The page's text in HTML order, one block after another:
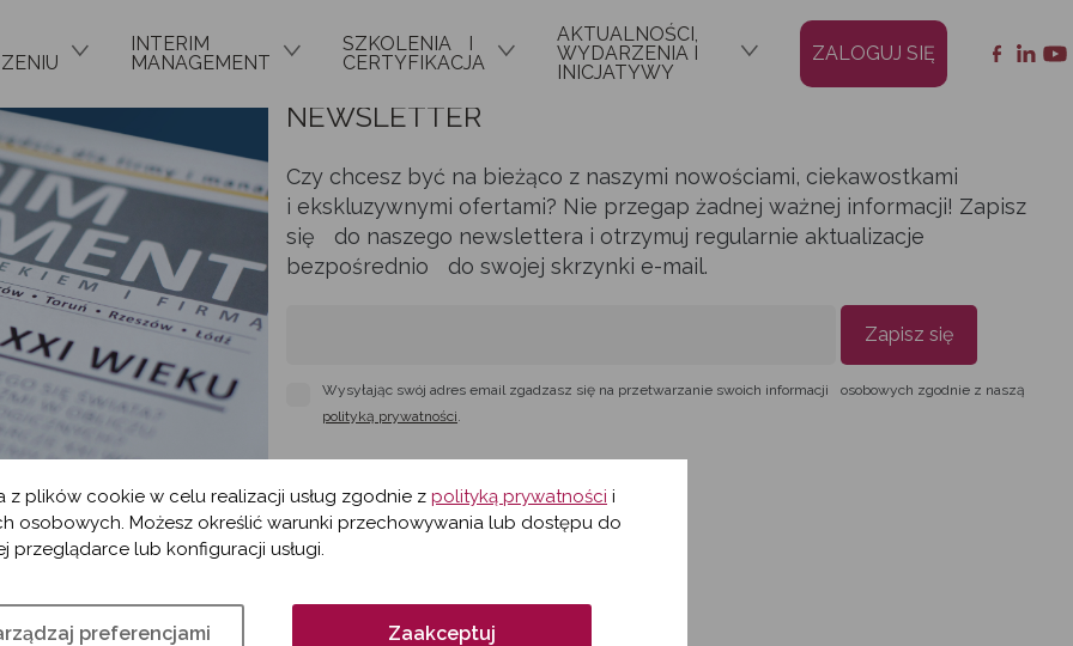
INTERIM
MANAGEMENT
SZKOLENIA I
CERTYFIKACJA
AKTUALNOŚCI,
WYDARZENIA I
INICJATYWY
ZALOGUJ SIĘ
NEWSLETTER
Czy chcesz być na bieżąco z naszymi nowościami, ciekawostkami
i ekskluzywnymi ofertami? Nie przegap żadnej ważnej informacji! Zapisz
się do naszego newslettera i otrzymuj regularnie aktualizacje
bezpośrednio do swojej skrzynki e-mail.
Zapisz się
Wysyłając swój adres email zgadzasz się na przetwarzanie swoich informacji osobowych zgodnie z naszą
polityką prywatności.
z plików cookie w celu realizacji usług zgodnie z polityką prywatności i
osobowych. Możesz określić warunki przechowywania lub dostępu do
przeglądarce lub konfiguracji usługi.
preferencjami Zaakceptuj